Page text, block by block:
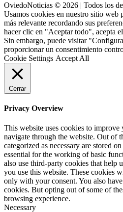
OviedoNoticias © 2026 | Todos los
Usamos cookies en nuestro sitio web
más relevante recordando sus
hacer clic en "Aceptar todo", acepta
Sin embargo, puede visitar
proporcionar un consentimiento
Cookie Settings Accept All
Cerrar
Privacy Overview
This website uses cookies to
navigate through the website. Out of
categorized as necessary are stored
essential for the working of basic
also use third-party cookies that help
you use this website. These cookies
only with your consent. You also
cookies. But opting out of some of
browsing experience.
Necessary